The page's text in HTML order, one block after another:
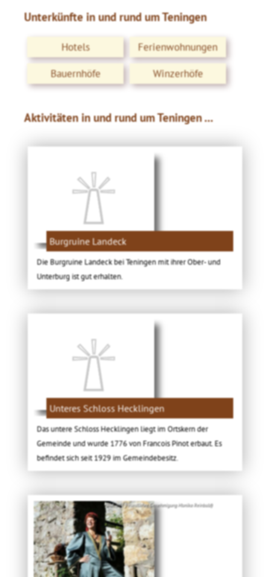
Unterkünfte in und rund um Teningen
Hotels
Ferienwohnungen
Bauernhöfe
Winzerhöfe
Aktivitäten in und rund um Teningen ...
Burgruine Landeck
Die Burgruine Landeck bei Teningen mit ihrer Ober- und
Unterburg ist gut erhalten.
Unteres Schloss Hecklingen
Das untere Schloss Hecklingen liegt im Ortskern der
Gemeinde und wurde 1776 von Francois Pinot erbaut. Es
befindet sich seit 1929 im Gemeindebesitz.
Bild: (Mit freundlicher Genehmigung Monika Reinbold)